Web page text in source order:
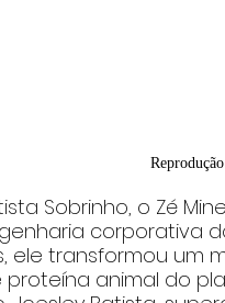
Reprodução
Sobrinho, o Zé
corporativa
ele transformou um
animal do